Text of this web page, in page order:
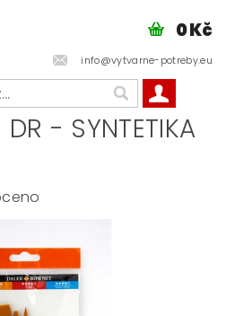
info@vytvarne-potreby.eu
0 Kč
- SYNTETIKA